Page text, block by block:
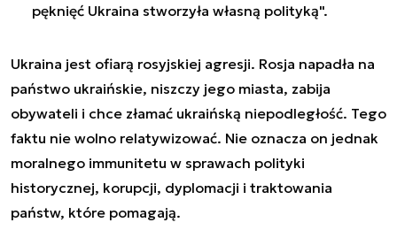
pęknięć Ukraina stworzyła własną polityką".
Ukraina jest ofiarą rosyjskiej agresji. Rosja napadła na
państwo ukraińskie, niszczy jego miasta, zabija
obywateli i chce złamać ukraińską niepodległość. Tego
faktu nie wolno relatywizować. Nie oznacza on jednak
moralnego immunitetu w sprawach polityki
historycznej, korupcji, dyplomacji i traktowania
państw, które pomagają.